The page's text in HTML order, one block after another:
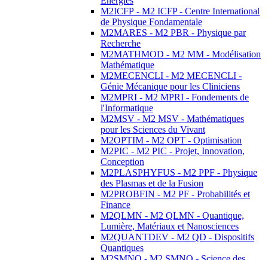
M2ICFP - M2 ICFP - Centre International
de Physique Fondamentale
M2MARES - M2 PBR - Physique par
Recherche
M2MATHMOD - M2 MM - Modélisation
Mathématique
M2MECENCLI - M2 MECENCLI -
Génie Mécanique pour les Cliniciens
M2MPRI - M2 MPRI - Fondements de
l'Informatique
M2MSV - M2 MSV - Mathématiques
pour les Sciences du Vivant
M2OPTIM - M2 OPT - Optimisation
M2PIC - M2 PIC - Projet, Innovation,
Conception
M2PLASPHYFUS - M2 PPF - Physique
des Plasmas et de la Fusion
M2PROBFIN - M2 PF - Probabilités et
Finance
M2QLMN - M2 QLMN - Quantique,
Lumière, Matériaux et Nanosciences
M2QUANTDEV - M2 QD - Dispositifs
Quantiques